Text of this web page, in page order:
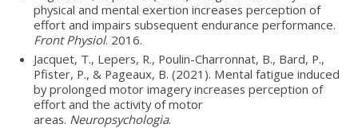
physical and mental exertion increases perception of
effort and impairs subsequent endurance performance.
Front Physiol. 2016.
Jacquet, T., Lepers, R., Poulin-Charronnat, B., Bard, P.,
Pfister, P., & Pageaux, B. (2021). Mental fatigue induced
by prolonged motor imagery increases perception of
effort and the activity of motor
areas. Neuropsychologia.